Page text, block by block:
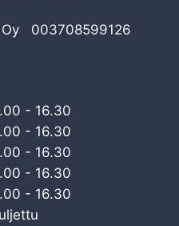
Oy 003708599126
- 16.30
- 16.30
- 16.30
- 16.30
- 16.30